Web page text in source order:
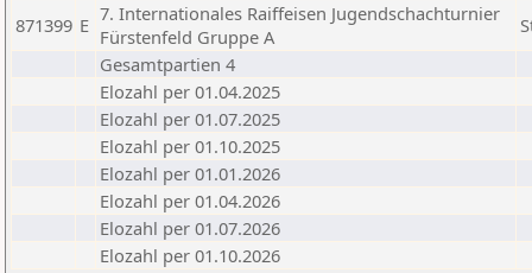
871399 E 7. Internationales Raiffeisen Jugendschachturnier
Fürstenfeld Gruppe A
Gesamtpartien 4
Elozahl per 01.04.2025
Elozahl per 01.07.2025
Elozahl per 01.10.2025
Elozahl per 01.01.2026
Elozahl per 01.04.2026
Elozahl per 01.07.2026
Elozahl per 01.10.2026